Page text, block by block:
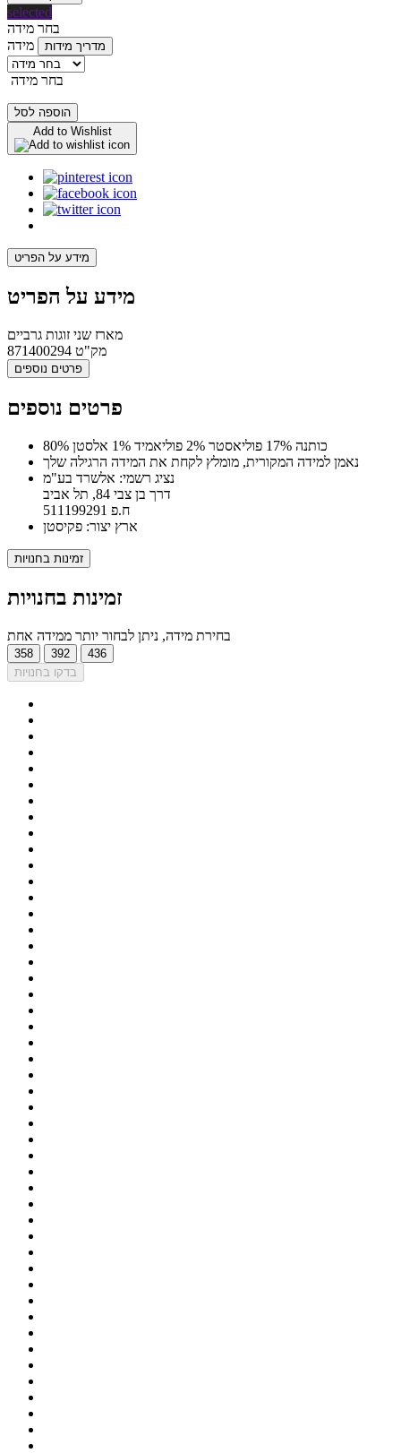
selected
בחר מידה
מידה
מדריך מידות
בחר מידה
הוספה לסל
Add to Wishlist
מידע על הפריט
מידע על הפריט
מארז שני זוגות גרביים
מק"ט 871400294
פרטים נוספים
פרטים נוספים
80% כותנה 17% פוליאסטר 2% פוליאמיד 1% אלסטן
נאמן למידה המקורית, מומלץ לקחת את המידה הרגילה שלך
נציג רשמי: אלשרד בע"מ
דרך בן צבי 84, תל אביב
ח.פ 511199291
ארץ יצור: פקיסטן
זמינות בחנויות
זמינות בחנויות
בחירת מידה, ניתן לבחור יותר ממידה אחת
358 392
436
בדקו בחנויות